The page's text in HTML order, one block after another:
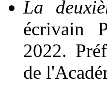
La
écrivain
2022.
de